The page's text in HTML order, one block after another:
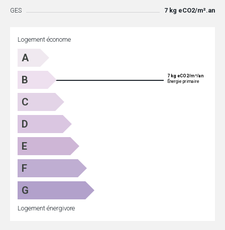
GES 7 kg eCO2/m².an
Logement économe
A
B
7 kg eCO2/m²/an
Énergie primaire
C
D
E
F
G
Logement énergivore